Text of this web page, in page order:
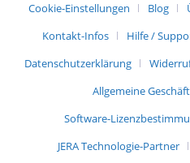
Cookie-Einstellungen Blog
Kontakt-Infos
Hilfe /
Datenschutzerklärung
Allgemeine
Software-
JERA Technologie-Partner